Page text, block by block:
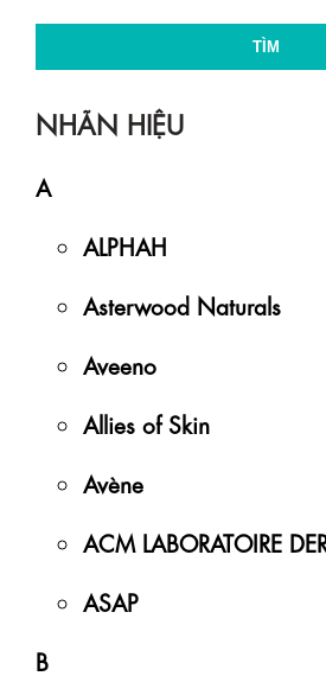
TÌM
NHÃN HIỆU
A
ALPHAH
Asterwood Naturals
Aveeno
Allies of Skin
Avène
ACM LABORATOIRE
ASAP
B